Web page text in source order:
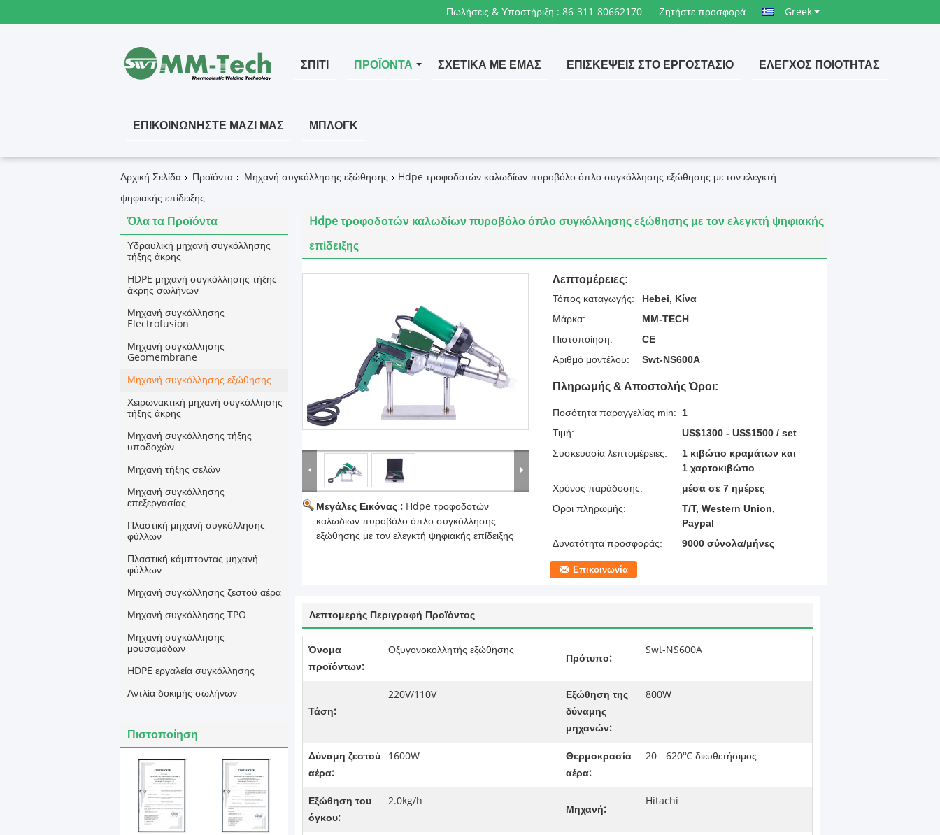
Πωλήσεις & Υποστήριξη : 86-311-80662170 Ζητήστε προσφορά Greek
ΣΠΊΤΙ ΠΡΟΪΌΝΤΑ ΣΧΕΤΙΚΆ ΜΕ ΕΜΆΣ ΕΠΙΣΚΈΨΕΙΣ ΣΤΟ ΕΡΓΟΣΤΆΣΙΟ ΈΛΕΓΧΟΣ ΠΟΙΌΤΗΤΑΣ
ΕΠΙΚΟΙΝΩΝΉΣΤΕ ΜΑΖΊ ΜΑΣ ΜΠΛΟΓΚ
Αρχική Σελίδα Προϊόντα Μηχανή συγκόλλησης εξώθησης
Hdpe τροφοδοτών καλωδίων πυροβόλο όπλο συγκόλλησης εξώθησης με τον ελεγκτή
ψηφιακής επίδειξης
Όλα τα Προϊόντα
Υδραυλική μηχανή συγκόλλησης
τήξης άκρης
HDPE μηχανή συγκόλλησης τήξης
άκρης σωλήνων
Μηχανή συγκόλλησης
Electrofusion
Μηχανή συγκόλλησης
Geomembrane
Μηχανή συγκόλλησης εξώθησης
Χειρωνακτική μηχανή συγκόλλησης
τήξης άκρης
Μηχανή συγκόλλησης τήξης
υποδοχών
Μηχανή τήξης σελών
Μηχανή συγκόλλησης
επεξεργασίας
Πλαστική μηχανή συγκόλλησης
φύλλων
Πλαστική κάμπτοντας μηχανή
φύλλων
Μηχανή συγκόλλησης ζεστού αέρα
Μηχανή συγκόλλησης TPO
Μηχανή συγκόλλησης
μουσαμάδων
HDPE εργαλεία συγκόλλησης
Αντλία δοκιμής σωλήνων
Πιστοποίηση
Hdpe τροφοδοτών καλωδίων πυροβόλο όπλο συγκόλλησης εξώθησης με τον ελεγκτή ψηφιακής
επίδειξης
Μεγάλες Εικόνας : Hdpe τροφοδοτών
καλωδίων πυροβόλο όπλο συγκόλλησης
εξώθησης με τον ελεγκτή ψηφιακής επίδειξης
Λεπτομέρειες:
Τόπος καταγωγής:
Hebei, Κίνα
Μάρκα:
MM-TECH
Πιστοποίηση:
CE
Αριθμό μοντέλου:
Swt-NS600A
Πληρωμής & Αποστολής Όροι:
Ποσότητα παραγγελίας min:
1
Τιμή:
US$1300 - US$1500 / set
Συσκευασία λεπτομέρειες:
1 κιβώτιο κραμάτων και
1 χαρτοκιβώτιο
Χρόνος παράδοσης:
μέσα σε 7 ημέρες
Όροι πληρωμής:
T/T, Western Union,
Paypal
Δυνατότητα προσφοράς:
9000 σύνολα/μήνες
Επικοινωνία
Λεπτομερής Περιγραφή Προϊόντος
Όνομα
προϊόντων:
Οξυγονοκολλητής εξώθησης
Πρότυπο:
Swt-NS600A
Τάση:
220V/110V
Εξώθηση της
δύναμης
μηχανών:
800W
Δύναμη ζεστού
αέρα:
1600W
Θερμοκρασία
αέρα:
20 - 620℃ διευθετήσιμος
Εξώθηση του
όγκου:
2.0kg/h
Μηχανή:
Hitachi